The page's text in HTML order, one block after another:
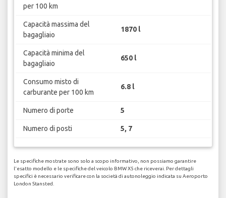
per 100 km
Capacità massima del
bagagliaio
1870 l
Capacità minima del
bagagliaio
650 l
Consumo misto di
carburante per 100 km
6.8 l
Numero di porte 5
Numero di posti 5, 7
Le specifiche mostrate sono solo a scopo informativo, non possiamo garantire
l'esatto modello e le specifiche del veicolo BMW X5 che riceverai. Per dettagli
specifici è necessario verificare con la società di autonoleggio indicata su Aeroporto
London Stansted.